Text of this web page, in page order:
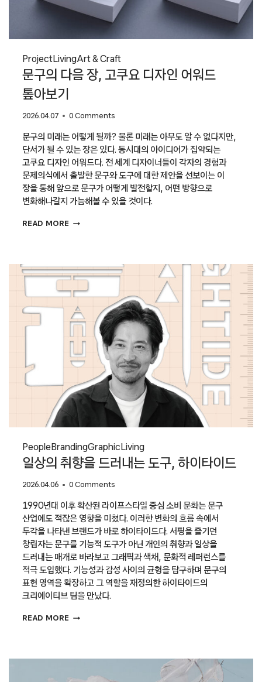
ProjectLivingArt & Craft
문구의 다음 장, 고쿠요 디자인 어워드
톺아보기
2026.04.07 0 Comments
문구의 미래는 어떻게 될까? 물론 미래는 아무도 알 수 없다지만,
단서가 될 수 있는 장은 있다. 동시대의 아이디어가 집약되는
고쿠요 디자인 어워드다. 전 세계 디자이너들이 각자의 경험과
문제의식에서 출발한 문구와 도구에 대한 제안을 선보이는 이
장을 통해 앞으로 문구가 어떻게 발전할지, 어떤 방향으로
변화해나갈지 가늠해볼 수 있을 것이다.
READ MORE 문구의
어워드
톺아보기
PeopleBrandingGraphic Living
일상의 취향을 드러내는 도구, 하이타이드
2026.04.06 0 Comments
1990년대 이후 확산된 라이프스타일 중심 소비 문화는 문구
산업에도 적잖은 영향을 미쳤다. 이러한 변화의 흐름 속에서
두각을 나타낸 브랜드가 바로 하이타이드다. 서핑을 즐기던
창립자는 문구를 기능적 도구가 아닌 개인의 취향과 일상을
드러내는 매개로 바라보고 그래픽과 색채, 문화적 레퍼런스를
적극 도입했다. 기능성과 감성 사이의 균형을 탐구하며 문구의
표현 영역을 확장하고 그 역할을 재정의한 하이타이드의
크리에이티브 팀을 만났다.
READ MORE 일상의
하이타이드